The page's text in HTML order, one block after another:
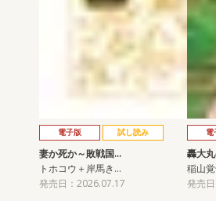
電子版 試し読み
妻か死か～敗戦国…
トホコウ＋岸馬き…
発売日：2026.07.17
電
轟大
稲山
発売